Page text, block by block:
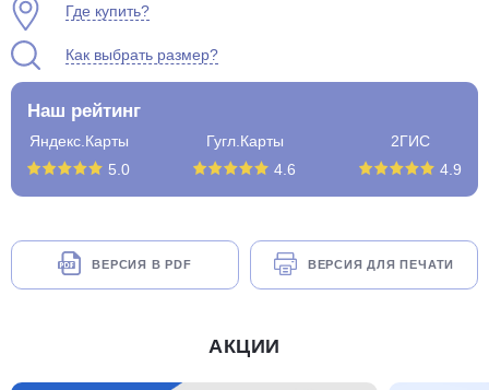
Где купить?
Как выбрать размер?
Наш рейтинг
Яндекс.Карты
5.0
Гугл.Карты
4.6
2ГИС
4.9
ВЕРСИЯ В PDF ВЕРСИЯ ДЛЯ ПЕЧАТИ
АКЦИИ